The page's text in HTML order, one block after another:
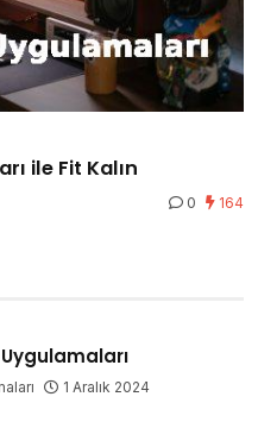
ile Fit Kalın
0 164
1 Aralık 2024